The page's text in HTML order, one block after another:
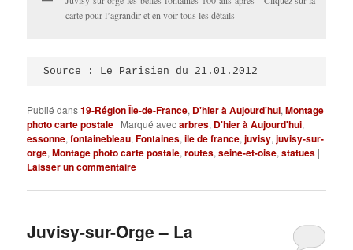
carte pour l’agrandir et en voir tous les détails
Source : Le Parisien du 21.01.2012
Publié dans19-Région Île-de-France, D'hier à Aujourd'hui,Montage
photo carte postale | Marqué avecarbres, D'hier à Aujourd'hui,
essonne,fontainebleau,Fontaines,ile de france,juvisy,juvisy-sur-
orge,Montage photo carte postale,routes,seine-et-oise,statues |
Laisser un commentaire
Juvisy-sur-Orge – La